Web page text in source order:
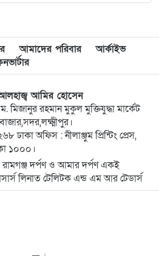
তালা ভেঙে মালামাল লুট, মামলা
কৃষিজমি-সবুজে ঘেরা প্রকৃতিতে
ও ময়লায় পরিপূর্ণ পানি দূষিত
প্রতিবন্ধী মাঝে হুইলচেয়ার ও
মাঝে শিক্ষা উপকরণ বিতরণ
আমাদের পরিবার
আর্কাইভ
আমির হোসেন
রহমান মুকুল মুক্তিযুদ্ধা মার্কেট
অফিস : নীলাঞ্জুম প্রিন্টিং প্রেস,
১০০০।
রামগঞ্জ দর্পণ ও আমার দর্পণ একই
লিনাত টেলিটক এন্ড এম আর টেডার্স